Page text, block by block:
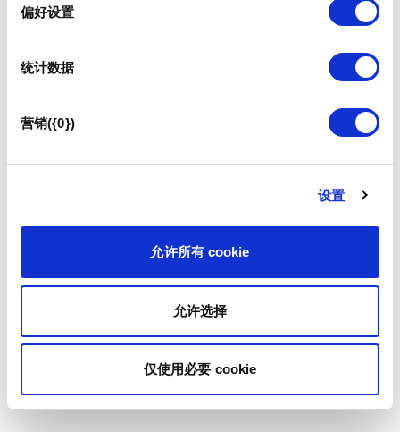
偏好设置
统计数据
营销({0})
设置
允许所有 cookie
允许选择
仅使用必要 cookie